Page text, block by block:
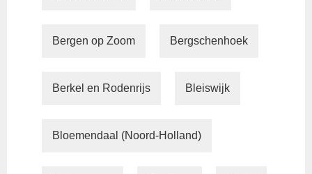
Bergen op Zoom Bergschenhoek
Berkel en Rodenrijs Bleiswijk
Bloemendaal (Noord-Holland)